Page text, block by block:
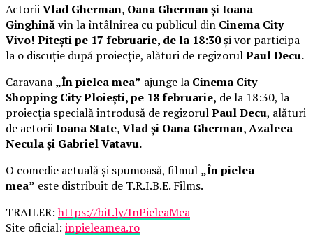
ActoriiVlad Gherman, Oana Gherman și Ioana
Ginghinăvin la întâlnirea cu publicul din Cinema City
Vivo! Pitești pe 17 februarie, de la 18:30și vor participa
la o discuție după proiecție, alături de regizorulPaul Decu.
Caravana „În pielea mea” ajunge la Cinema City
Shopping City Ploiești, pe 18 februarie, de la 18:30, la
proiecția specială introdusă de regizorulPaul Decu, alături
de actoriiIoana State, Vlad și Oana Gherman, Azaleea
Necula și Gabriel Vatavu.
O comedie actuală și spumoasă, filmul „În pielea
mea” este distribuit de T.R.I.B.E. Films.
TRAILER:https://bit.ly/InPieleaMea
Site oficial: inpieleamea.ro